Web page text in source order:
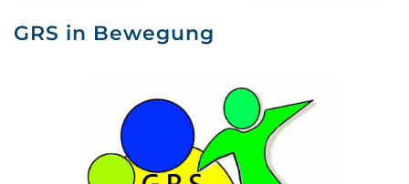
GRS in Bewegung